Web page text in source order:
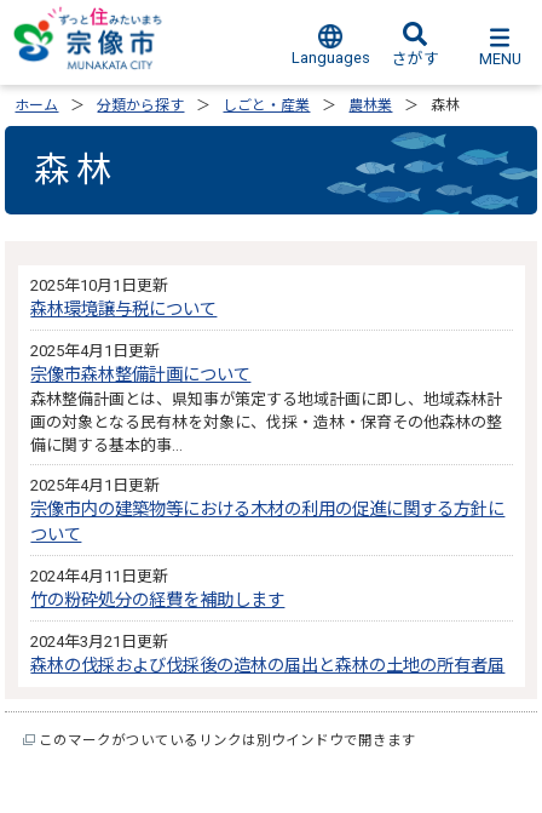
Languages さがす MENU
ホーム 分類から探す しごと・産業 農林業 森林
森林
2025年10月1日更新
森林環境譲与税について
2025年4月1日更新
宗像市森林整備計画について
森林整備計画とは、県知事が策定する地域計画に即し、地域森林計
画の対象となる民有林を対象に、伐採・造林・保育その他森林の整
備に関する基本的事…
2025年4月1日更新
宗像市内の建築物等における木材の利用の促進に関する方針に
ついて
2024年4月11日更新
竹の粉砕処分の経費を補助します
2024年3月21日更新
森林の伐採および伐採後の造林の届出と森林の土地の所有者届
このマークがついているリンクは別ウインドウで開きます